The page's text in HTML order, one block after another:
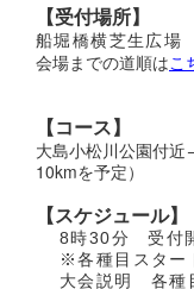
【受付場所】
船堀橋横芝生広場
会場までの道順はこ
【コース】
大島小松川公園付
10kmを予定）
【スケジュール】
8時30分 受付
※各種目スター
大会説明 各種